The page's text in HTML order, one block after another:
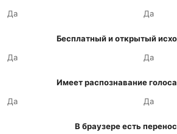
Да
Да
Бесплатный и открытый
Да
Да
Имеет распознавание
Да
Да
В браузере есть